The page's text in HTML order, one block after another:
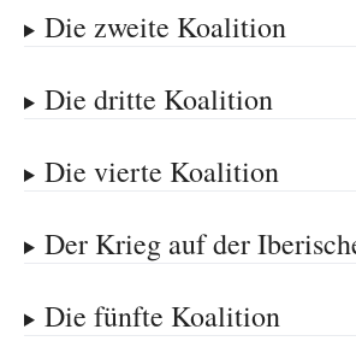
Die zweite Koalition
Die dritte Koalition
Die vierte Koalition
Der Krieg auf der
Die fünfte Koalition